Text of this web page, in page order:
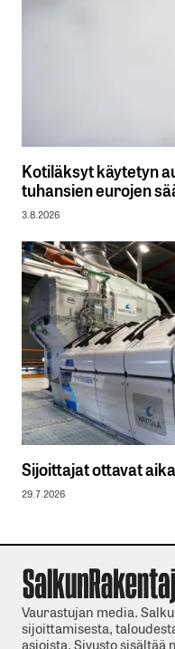
Kotiläksyt käytetyn
tuhansien eurojen
3.8.2026
Sijoittajat ottavat
29.7.2026
Vaurastujan media.
sijoittamisesta,
asioista. Sivusto sisältää